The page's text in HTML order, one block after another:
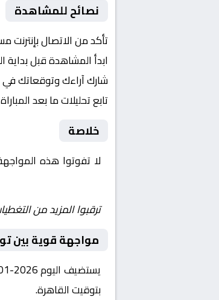
نصائح للمشاهدة
تأكد من الاتصال
ابدأ المشاهدة قبل بداية
شارك آراءك وتوقعاتك
تابع تحليلات ما بعد
خلاصة
لا تفوتوا هذه
ترقبوا المزيد من
مواجهة قوية بين
بتوقيت القاهرة.